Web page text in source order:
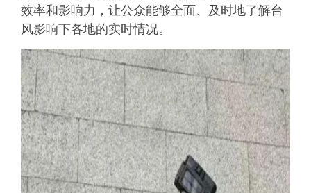
效率和影响力，让公众能够全面、及时地了解台
风影响下各地的实时情况。